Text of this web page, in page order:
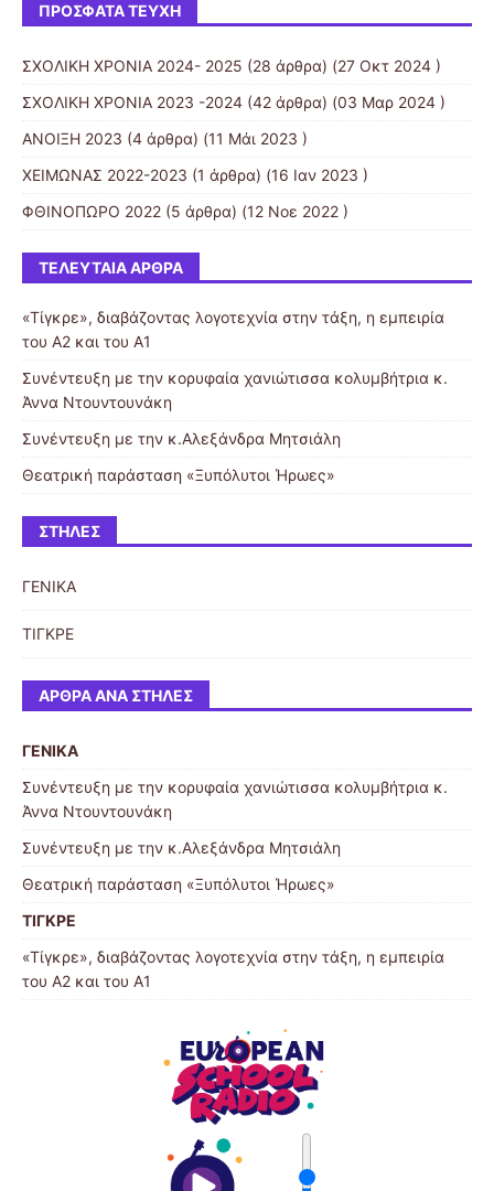
ΠΡΌΣΦΑΤΑ ΤΕΎΧΗ
ΣΧΟΛΙΚΗ ΧΡΟΝΙΑ 2024- 2025 (28 άρθρα) (27 Οκτ 2024 )
ΣΧΟΛΙΚΗ ΧΡΟΝΙΑ 2023 -2024 (42 άρθρα) (03 Μαρ 2024 )
ΑΝΟΙΞΗ 2023 (4 άρθρα) (11 Μάι 2023 )
ΧΕΙΜΩΝΑΣ 2022-2023 (1 άρθρα) (16 Ιαν 2023 )
ΦΘΙΝΟΠΩΡΟ 2022 (5 άρθρα) (12 Νοε 2022 )
ΤΕΛΕΥΤΑΊΑ ΆΡΘΡΑ
«Τίγκρε», διαβάζοντας λογοτεχνία στην τάξη, η εμπειρία
του Α2 και του Α1
Συνέντευξη με την κορυφαία χανιώτισσα κολυμβήτρια κ.
Άννα Ντουντουνάκη
Συνέντευξη με την κ.Αλεξάνδρα Μητσιάλη
Θεατρική παράσταση «Ξυπόλυτοι Ήρωες»
ΣΤΉΛΕΣ
ΓΕΝΙΚΑ
ΤΙΓΚΡΕ
ΆΡΘΡΑ ΑΝΆ ΣΤΉΛΕΣ
ΓΕΝΙΚΑ
Συνέντευξη με την κορυφαία χανιώτισσα κολυμβήτρια κ.
Άννα Ντουντουνάκη
Συνέντευξη με την κ.Αλεξάνδρα Μητσιάλη
Θεατρική παράσταση «Ξυπόλυτοι Ήρωες»
ΤΙΓΚΡΕ
«Τίγκρε», διαβάζοντας λογοτεχνία στην τάξη, η εμπειρία
του Α2 και του Α1